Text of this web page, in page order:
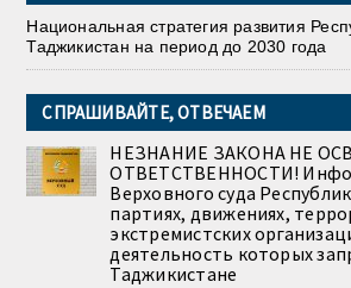
Национальная стратегия развития
Таджикистан на период до 2030 года
СПРАШИВАЙТЕ, ОТВЕЧАЕМ
НЕЗНАНИЕ ЗАКОНА НЕ
ОТВЕТСТВЕННОСТИ!
Верховного суда
партиях, движениях,
экстремистских
деятельность которых
Таджикистане